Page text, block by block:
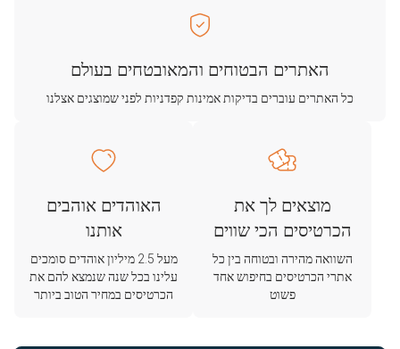
האתרים הבטוחים והמאובטחים בעולם
כל האתרים עוברים בדיקות אמינות קפדניות לפני שמוצגים אצלנו
מוצאים לך את
הכרטיסים הכי שווים
השוואה מהירה ובטוחה בין כל
אתרי הכרטיסים בחיפוש אחד
פשוט
האוהדים אוהבים
אותנו
מעל 2.5 מיליון אוהדים סומכים
עלינו בכל שנה שנמצא להם את
הכרטיסים במחיר הטוב ביותר